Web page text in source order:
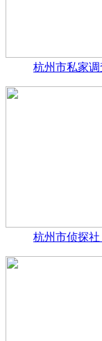
杭州市私家
杭州市侦探